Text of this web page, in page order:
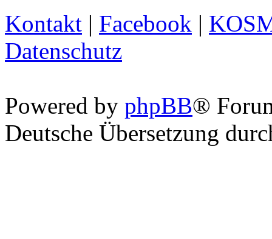
Kontakt | Facebook |
Datenschutz
Powered by phpBB®
Deutsche Übersetzung